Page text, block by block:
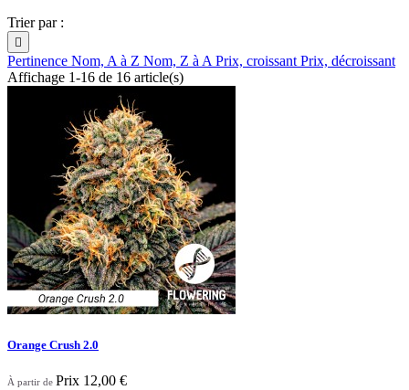
Trier par :

Pertinence Nom, A à Z Nom, Z à A Prix, croissant Prix, décroissant
Affichage 1-16 de 16 article(s)
Orange Crush 2.0
À partir de Prix 12,00 €